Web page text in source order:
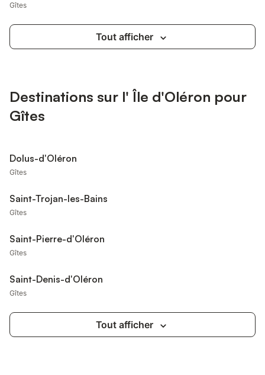
Gîtes
Tout afficher
Destinations sur l' Île d'Oléron pour
Gîtes
Dolus-d'Oléron
Gîtes
Saint-Trojan-les-Bains
Gîtes
Saint-Pierre-d'Oléron
Gîtes
Saint-Denis-d'Oléron
Gîtes
Tout afficher